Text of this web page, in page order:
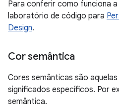
Para conferir como funciona
laboratório de código para
Design.
Cor semântica
Cores semânticas são
significados específicos. Por
semântica.